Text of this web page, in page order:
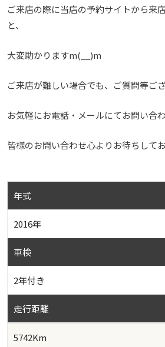
ご来店の際に当店の予約サイトから来
と、
大変助かりますm(__)m
ご来店が難しい場合でも、ご質問等ご
お気軽にお電話・メールにてお問い合
皆様のお問い合わせ心よりお待ちしてお
年式
2016年
車検
2年付き
走行距離
5742Km